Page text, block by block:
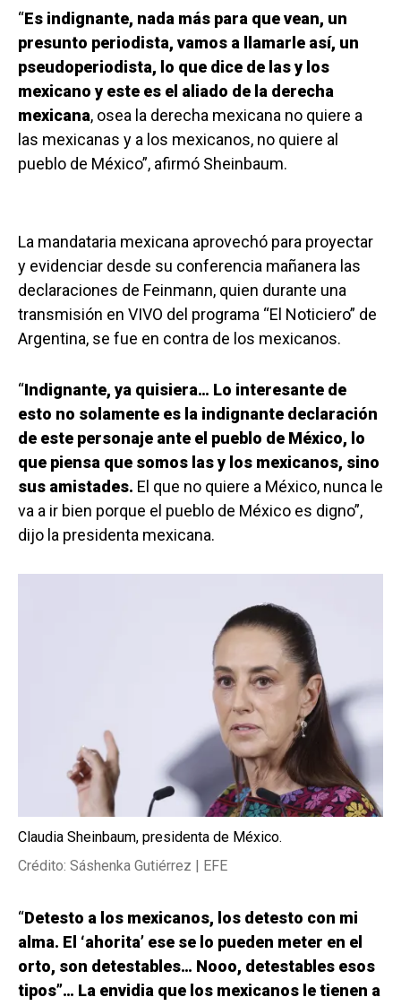
“Es indignante, nada más para que vean, un
presunto periodista, vamos a llamarle así, un
pseudoperiodista, lo que dice de las y los
mexicano y este es el aliado de la derecha
mexicana, osea la derecha mexicana no quiere a
las mexicanas y a los mexicanos, no quiere al
pueblo de México”, afirmó Sheinbaum.
La mandataria mexicana aprovechó para proyectar
y evidenciar desde su conferencia mañanera las
declaraciones de Feinmann, quien durante una
transmisión en VIVO del programa “El Noticiero” de
Argentina, se fue en contra de los mexicanos.
“Indignante, ya quisiera… Lo interesante de
esto no solamente es la indignante declaración
de este personaje ante el pueblo de México, lo
que piensa que somos las y los mexicanos, sino
sus amistades. El que no quiere a México, nunca le
va a ir bien porque el pueblo de México es digno”,
dijo la presidenta mexicana.
Claudia Sheinbaum, presidenta de México.
Crédito: Sáshenka Gutiérrez | EFE
“Detesto a los mexicanos, los detesto con mi
alma. El ‘ahorita’ ese se lo pueden meter en el
orto, son detestables… Nooo, detestables esos
tipos”… La envidia que los mexicanos le tienen a